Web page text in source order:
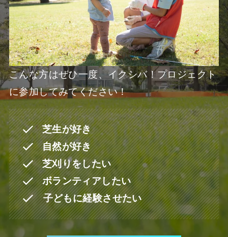
こんな方はぜひ一度、イクシバ！プロジェクト
に参加してみてください！
芝生が好き
自然が好き
芝刈りをしたい
ボランティアしたい
子どもに経験させたい